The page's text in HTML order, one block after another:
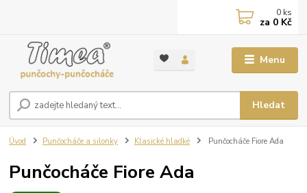
Menu
Hledat
0 ks
za 0 Kč
Úvod Punčocháče a silonky Klasické hladké Punčocháče Fiore Ada
Punčocháče Fiore Ada